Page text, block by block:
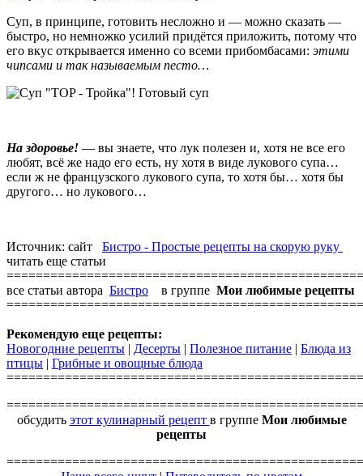
Суп, в принципе, готовить несложно и — можно сказать —
быстро, но немножко усилий придётся приложить, потому что
его вкус открывается именно со всеми прибомбасами: этими
чипсами и так называемым песто…
На здоровье! — вы знаете, что лук полезен и, хотя не все его
любят, всё же надо его есть, ну хотя в виде лукового супа…
если ж не французского лукового супа, то хотя бы… хотя бы
другого… но лукового…
Источник: сайт Бистро - Простые рецепты на скорую руку
читать еще статьи
все статьи автора Бистро в группе Мои любимые рецепты
Рекомендую еще рецепты:
Новогодние рецепты | Десерты | Полезное питание | Блюда из
птицы | Грибные и овощные блюда
обсудить этот кулинарный рецепт в группе Мои любимые
рецепты